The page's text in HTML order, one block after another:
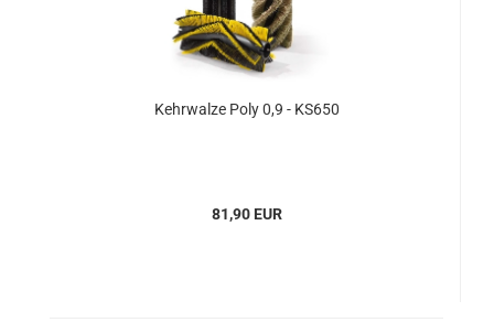
Kehrwalze Poly 0,9 - KS650
81,90 EUR